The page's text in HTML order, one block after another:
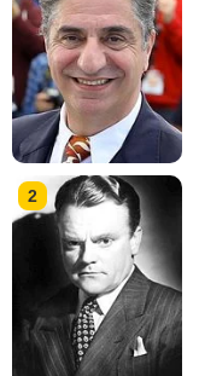
2